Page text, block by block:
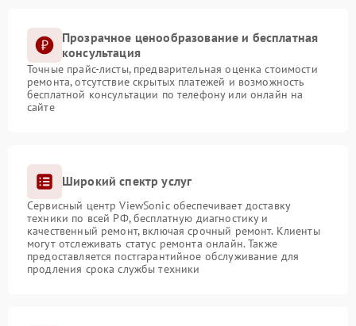
Прозрачное ценообразование и бесплатная
консультация
Точные прайс-листы, предварительная оценка стоимости
ремонта, отсутствие скрытых платежей и возможность
бесплатной консультации по телефону или онлайн на
сайте
Широкий спектр услуг
Сервисный центр ViewSonic обеспечивает доставку
техники по всей РФ, бесплатную диагностику и
качественный ремонт, включая срочный ремонт. Клиенты
могут отслеживать статус ремонта онлайн. Также
предоставляется постгарантийное обслуживание для
продления срока службы техники